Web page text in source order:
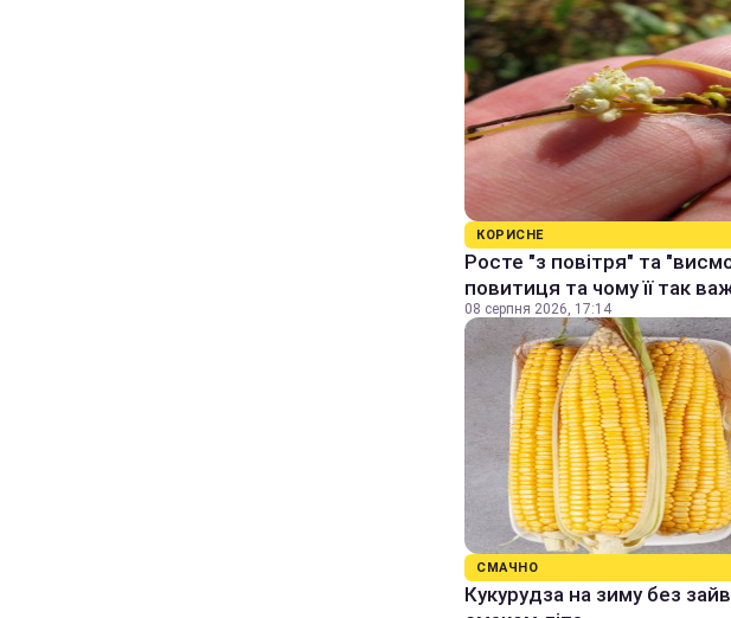
КОРИСНЕ
Росте "з повітря" та
повитиця та чому її так
08 серпня 2026, 17:14
СМАЧНО
Кукурудза на зиму без